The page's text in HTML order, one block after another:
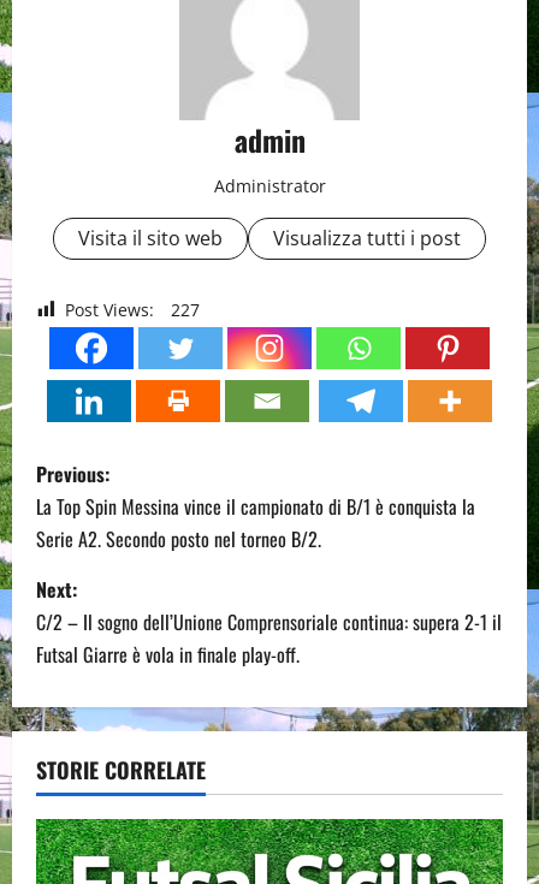
admin
Administrator
Visita il sito web Visualizza tutti i post
Post Views: 227
P
o
s
t
n
a
v
i
g
Previous:
La Top Spin Messina vince il campionato di B/1 è conquista la
Serie A2. Secondo posto nel torneo B/2.
Next:
C/2 – Il sogno dell’Unione Comprensoriale continua: supera 2-1 il
Futsal Giarre è vola in finale play-off.
STORIE CORRELATE